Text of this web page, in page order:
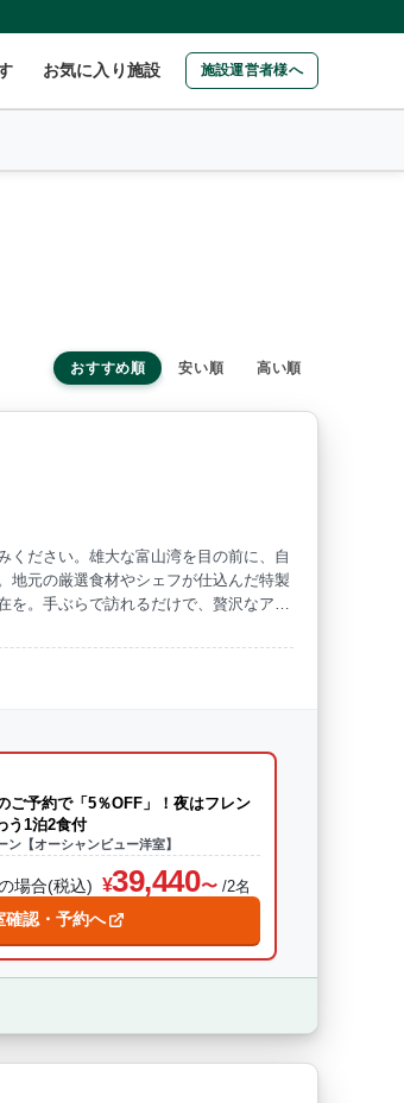
お気に入り施設 施設運営者様へ
ン
おすすめ順 安い順 高い順
ください。雄大な富山湾を目の前に、自
地元の厳選食材やシェフが仕込んだ特製
。手ぶらで訪れるだけで、贅沢なアウ
ご予約で「5％OFF」！夜はフレン
う1泊2食付
ン【オーシャンビュー洋室】
場合(税込) 39,440 /2名
確認・予約へ